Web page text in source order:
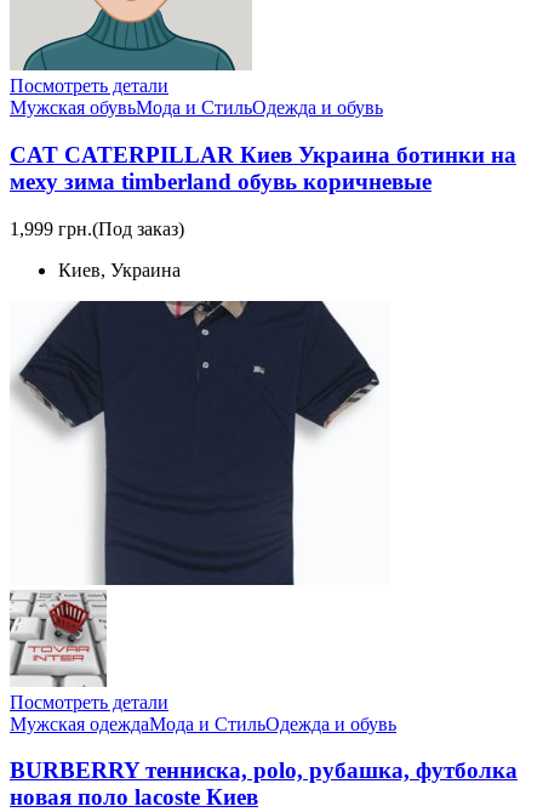
Посмотреть детали
Мужская обувьМода и СтильОдежда и обувь
CAT CATERPILLAR Киев Украина ботинки на
меху зима timberland обувь коричневые
1,999 грн.(Под заказ)
Киев, Украина
Посмотреть детали
Мужская одеждаМода и СтильОдежда и обувь
BURBERRY тенниска, polo, рубашка, футболка
новая поло lacoste Киев